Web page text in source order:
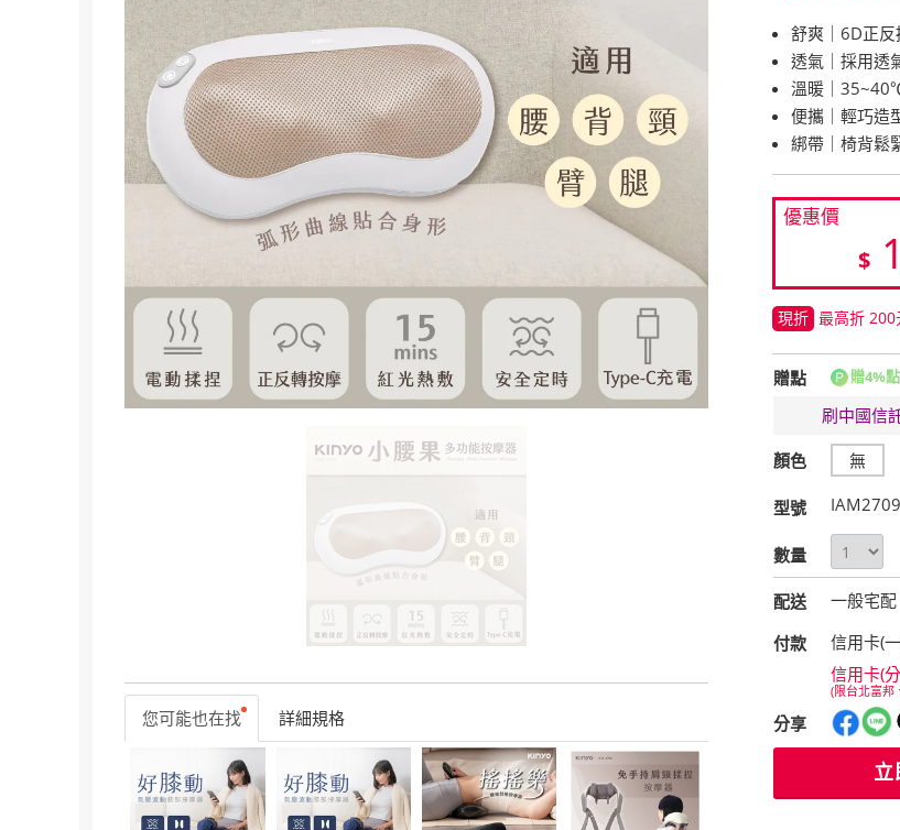
您可能也在找 詳細規格
舒爽｜6D正
透氣｜採用透
溫暖｜
便攜｜輕巧造
綁帶｜椅背鬆
優惠價
$
現折 最高折 200
贈點 贈4%點
刷中國信
顏色 無
型號 IAM2709
數量
配送
一般宅配
付款
信用卡(
信用卡(
(限台北富邦
分享
立